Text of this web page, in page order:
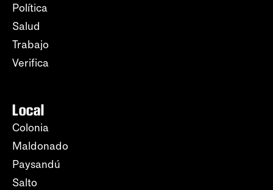
Política
Salud
Trabajo
Verifica
Local
Colonia
Maldonado
Paysandú
Salto